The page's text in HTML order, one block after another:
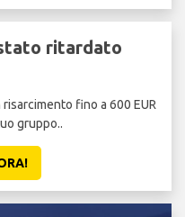
ritardato
fino a 600 EUR
gruppo..